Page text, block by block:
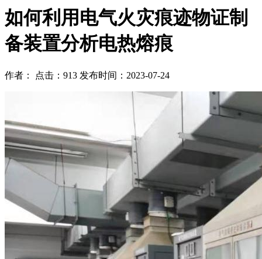
如何利用电气火灾痕迹物证制
备装置分析电热熔痕
作者： 点击：913 发布时间：2023-07-24